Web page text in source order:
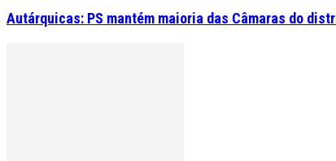
Autárquicas: PS mantém maioria das Câmaras do